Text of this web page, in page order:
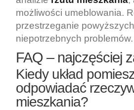
możliwości umeblowania.
przestrzeganie
niepotrzebnych problemów.
FAQ – najczęściej
Kiedy układ
odpowiadać
mieszkania?